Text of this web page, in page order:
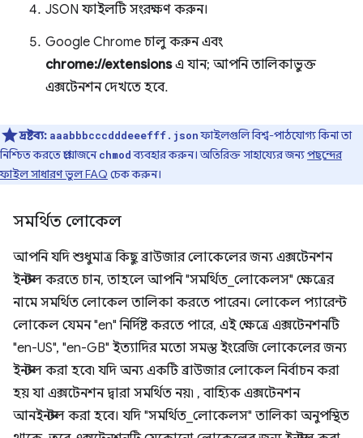
JSON ফাইলটি সংরক্ষণ করুন।
Google Chrome চালু করুন এবং
chrome://extensionsএ যান; আপনি তালিকাভুক্ত
এক্সটেনশন দেখতে হবে.
দ্রষ্টব্য: aaabbbcccdddeeefff.jsonফাইলগুলি বিশ্ব-পাঠযোগ্য কিনা তা
নিশ্চিত করতে প্রয়োজনেchmodব্যবহার করুন। অতিরিক্ত সাহায্যের জন্যপছন্দের
ফাইল সাধারণ ভুল FAQ চেক করুন।
সমর্থিত লোকেল
আপনি যদি শুধুমাত্র কিছু ব্রাউজার লোকেলের জন্য এক্সটেনশন
ইনস্টল করতে চান, তাহলে আপনি "সমর্থিত_লোকেলস" ক্ষেত্রের
নামে সমর্থিত লোকেল তালিকা করতে পারেন। লোকেল প্যারেন্ট
লোকেল যেমন "en" নির্দিষ্ট করতে পারে, এই ক্ষেত্রে এক্সটেনশনটি
"en-US", "en-GB" ইত্যাদির মতো সমস্ত ইংরেজি লোকেলের জন্য
ইনস্টল করা হবে৷ যদি অন্য একটি ব্রাউজার লোকেল নির্বাচন করা
হয় যা এক্সটেনশন দ্বারা সমর্থিত নয়৷ , বাহ্যিক এক্সটেনশন
আনইনস্টল করা হবে। যদি "সমর্থিত_লোকেলস" তালিকা অনুপস্থিত